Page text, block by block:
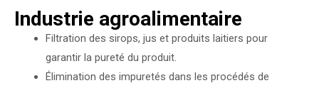
Industrie agroalimentaire
Filtration des sirops, jus et produits laitiers pour
garantir la pureté du produit.
Élimination des impuretés dans les procédés de